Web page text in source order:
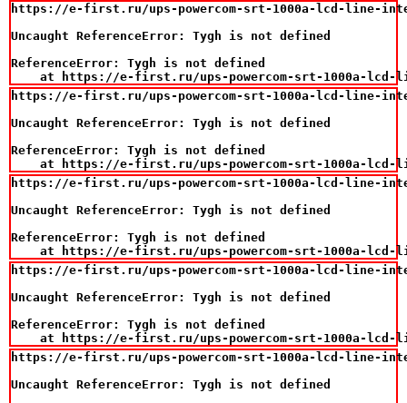
https://e-first.ru/ups-powercom-srt-1000a-lcd-line-
Uncaught ReferenceError: Tygh is not defined
ReferenceError: Tygh is not defined
at https://e-first.ru/ups-powercom-srt-1000a-
https://e-first.ru/ups-powercom-srt-1000a-lcd-line-
Uncaught ReferenceError: Tygh is not defined
ReferenceError: Tygh is not defined
at https://e-first.ru/ups-powercom-srt-1000a-
https://e-first.ru/ups-powercom-srt-1000a-lcd-line-
Uncaught ReferenceError: Tygh is not defined
ReferenceError: Tygh is not defined
at https://e-first.ru/ups-powercom-srt-1000a-
https://e-first.ru/ups-powercom-srt-1000a-lcd-line-
Uncaught ReferenceError: Tygh is not defined
ReferenceError: Tygh is not defined
at https://e-first.ru/ups-powercom-srt-1000a-
https://e-first.ru/ups-powercom-srt-1000a-lcd-line-
Uncaught ReferenceError: Tygh is not defined